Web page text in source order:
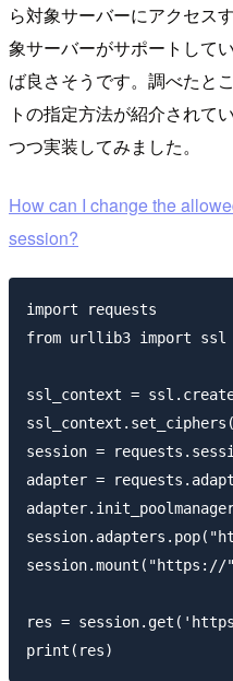
ら対象サーバーにアクセス
象サーバーがサポートして
ば良さそうです。調べたと
トの指定方法が紹介されて
つつ実装してみました。
How can I change the
session?
import requests
from urllib3 import ssl
ssl_context =
session =
adapter =
session.mount("https://
res =